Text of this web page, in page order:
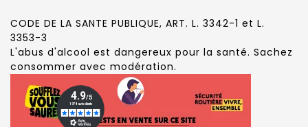
CODE DE LA SANTE PUBLIQUE, ART. L. 3342-1 et L.
3353-3
L'abus d'alcool est dangereux pour la santé. Sachez
consommer avec modération.